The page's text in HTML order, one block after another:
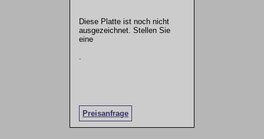
Diese Platte ist noch nicht
ausgezeichnet. Stellen Sie
eine
Preisanfrage